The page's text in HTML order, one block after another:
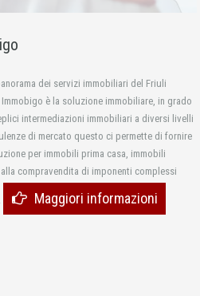
dei servizi immobiliari del Friuli
è la soluzione immobiliare, in grado
intermediazioni immobiliari a diversi livelli
di mercato questo ci permette di fornire
per immobili prima casa, immobili
compravendita di imponenti complessi
Maggiori informazioni